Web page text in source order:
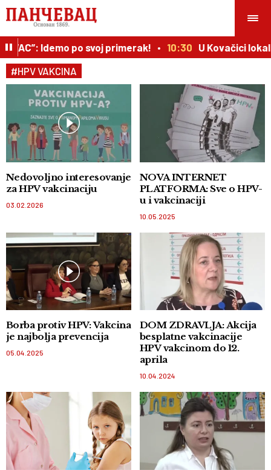
Idemo po svoj primerak! 10:30
U Kovačici
#HPV VAKCINA
Nedovoljno interesovanje
za HPV vakcinaciju
03.02.2026
NOVA INTERNET
PLATFORMA: Sve o HPV-
u i vakcinaciji
10.05.2025
Borba protiv HPV: Vakcina
je najbolja prevencija
05.04.2025
DOM ZDRAVLJA: Akcija
besplatne vakcinacije
HPV vakcinom do 12.
aprila
10.04.2024